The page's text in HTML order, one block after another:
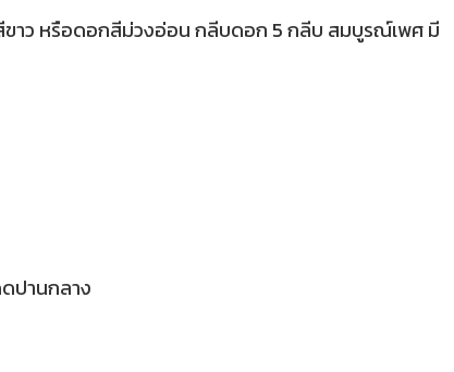
ว หรือดอกสีม่วงอ่อน กลีบดอก 5 กลีบ สมบูรณ์เพศ มี
ปานกลาง